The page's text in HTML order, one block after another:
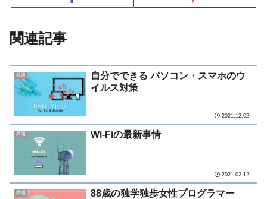
関連記事
共通
自分でできる パソコン・スマホのウ
イルス対策
2021.12.02
共通 Wi-Fiの最新事情
2021.02.12
共通 88歳の独学独歩女性プログラマー